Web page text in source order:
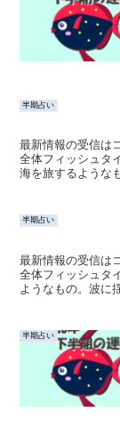
半期占い
最新情報の受信は
全体フィッシュタ
海を旅するような
半期占い
最新情報の受信は
全体フィッシュタ
ようなもの。波に
半期占い